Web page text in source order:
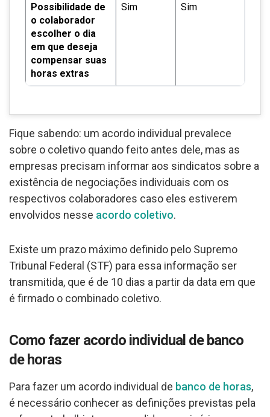
Possibilidade de
o colaborador
escolher o dia
em que deseja
compensar suas
horas extras
Sim Sim
Fique sabendo: um acordo individual prevalece
sobre o coletivo quando feito antes dele, mas as
empresas precisam informar aos sindicatos sobre a
existência de negociações individuais com os
respectivos colaboradores caso eles estiverem
envolvidos nesse acordo coletivo.
Existe um prazo máximo definido pelo Supremo
Tribunal Federal (STF) para essa informação ser
transmitida, que é de 10 dias a partir da data em que
é firmado o combinado coletivo.
Como fazer acordo individual de banco
de horas
Para fazer um acordo individual de banco de horas,
é necessário conhecer as definições previstas pela